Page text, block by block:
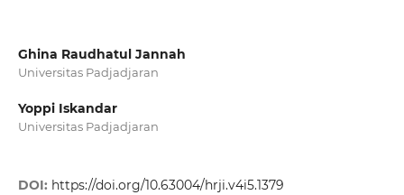
Ghina Raudhatul Jannah
Universitas Padjadjaran
Yoppi Iskandar
Universitas Padjadjaran
DOI: https://doi.org/10.63004/hrji.v4i5.1379